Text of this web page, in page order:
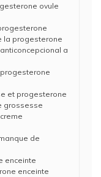
ovule
la progesterone
a
et progesterone
grossesse
de
enceinte
enceinte